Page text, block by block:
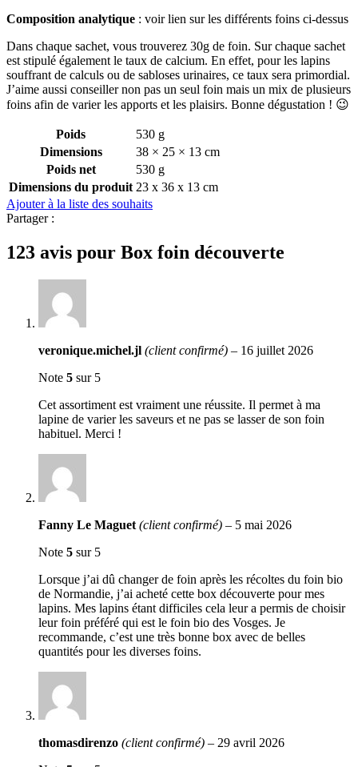
Composition analytique : voir lien sur les différents foins ci-dessus
Dans chaque sachet, vous trouverez 30g de foin. Sur chaque sachet
est stipulé également le taux de calcium. En effet, pour les lapins
souffrant de calculs ou de sabloses urinaires, ce taux sera primordial.
J’aime aussi conseiller non pas un seul foin mais un mix de plusieurs
foins afin de varier les apports et les plaisirs. Bonne dégustation ! 😉
Poids
530 g
Dimensions
38 × 25 × 13 cm
Poids net
530 g
Dimensions du produit 23 x 36 x 13 cm
Ajouter à la liste des souhaits
Partager :
123 avis pour Box foin découverte
veronique.michel.jl (client confirmé) – 16 juillet 2026
Note 5 sur 5
Cet assortiment est vraiment une réussite. Il permet à ma
lapine de varier les saveurs et ne pas se lasser de son foin
habituel. Merci !
Fanny Le Maguet (client confirmé) – 5 mai 2026
Note 5 sur 5
Lorsque j’ai dû changer de foin après les récoltes du foin bio
de Normandie, j’ai acheté cette box découverte pour mes
lapins. Mes lapins étant difficiles cela leur a permis de choisir
leur foin préféré qui est le foin bio des Vosges. Je
recommande, c’est une très bonne box avec de belles
quantités pour les diverses foins.
thomasdirenzo (client confirmé) – 29 avril 2026